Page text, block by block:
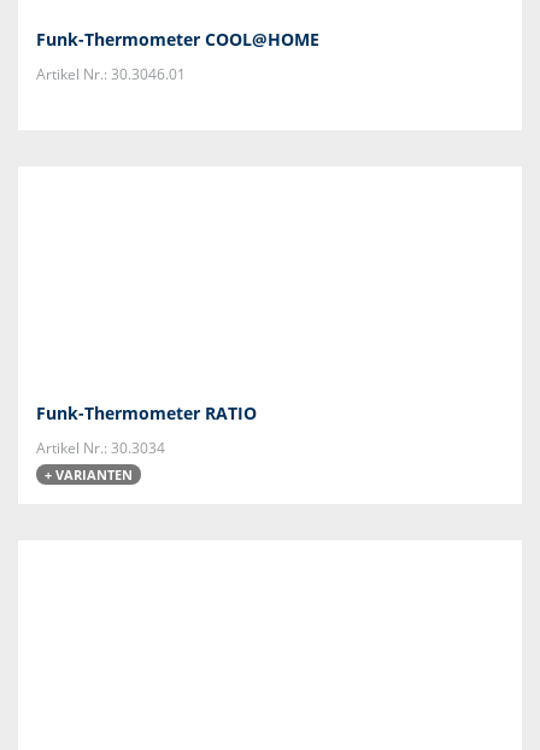
Funk-Thermometer COOL@HOME
Artikel Nr.: 30.3046.01
Funk-Thermometer RATIO
Artikel Nr.: 30.3034
+ VARIANTEN